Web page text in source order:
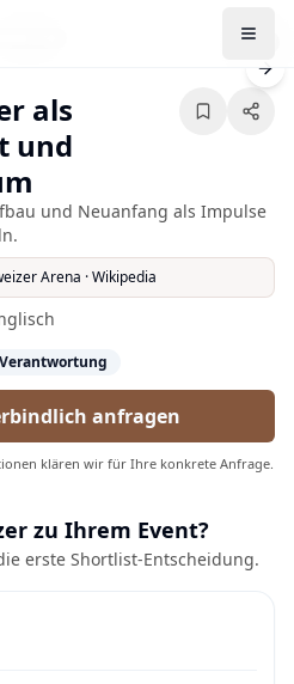
1/
als
und
und Neuanfang als Impulse
Arena · Wikipedia
Verantwortung
anfragen
klären wir für Ihre konkrete Anfrage.
zu Ihrem Event?
erste Shortlist-Entscheidung.